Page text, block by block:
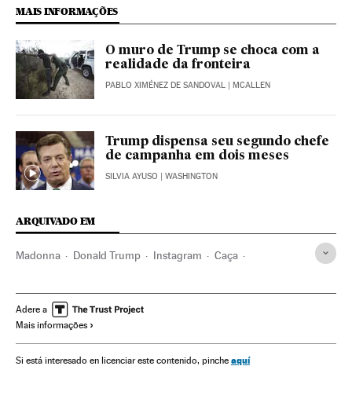
MAIS INFORMAÇÕES
O muro de Trump se choca com a
realidade da fronteira
PABLO XIMÉNEZ DE SANDOVAL | MCALLEN
Trump dispensa seu segundo chefe
de campanha em dois meses
SILVIA AYUSO | WASHINGTON
ARQUIVADO EM
Madonna Donald Trump Instagram Caça
Adere a
Mais informações
Si está interesado en licenciar este contenido, pinche aquí